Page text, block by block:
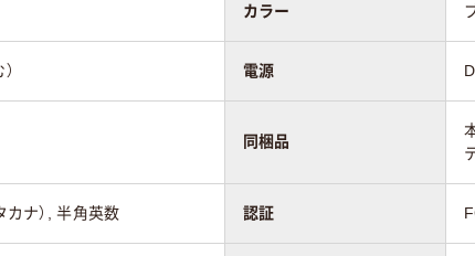
カラー
電源
同梱品
カナ）, 半角英数 認証